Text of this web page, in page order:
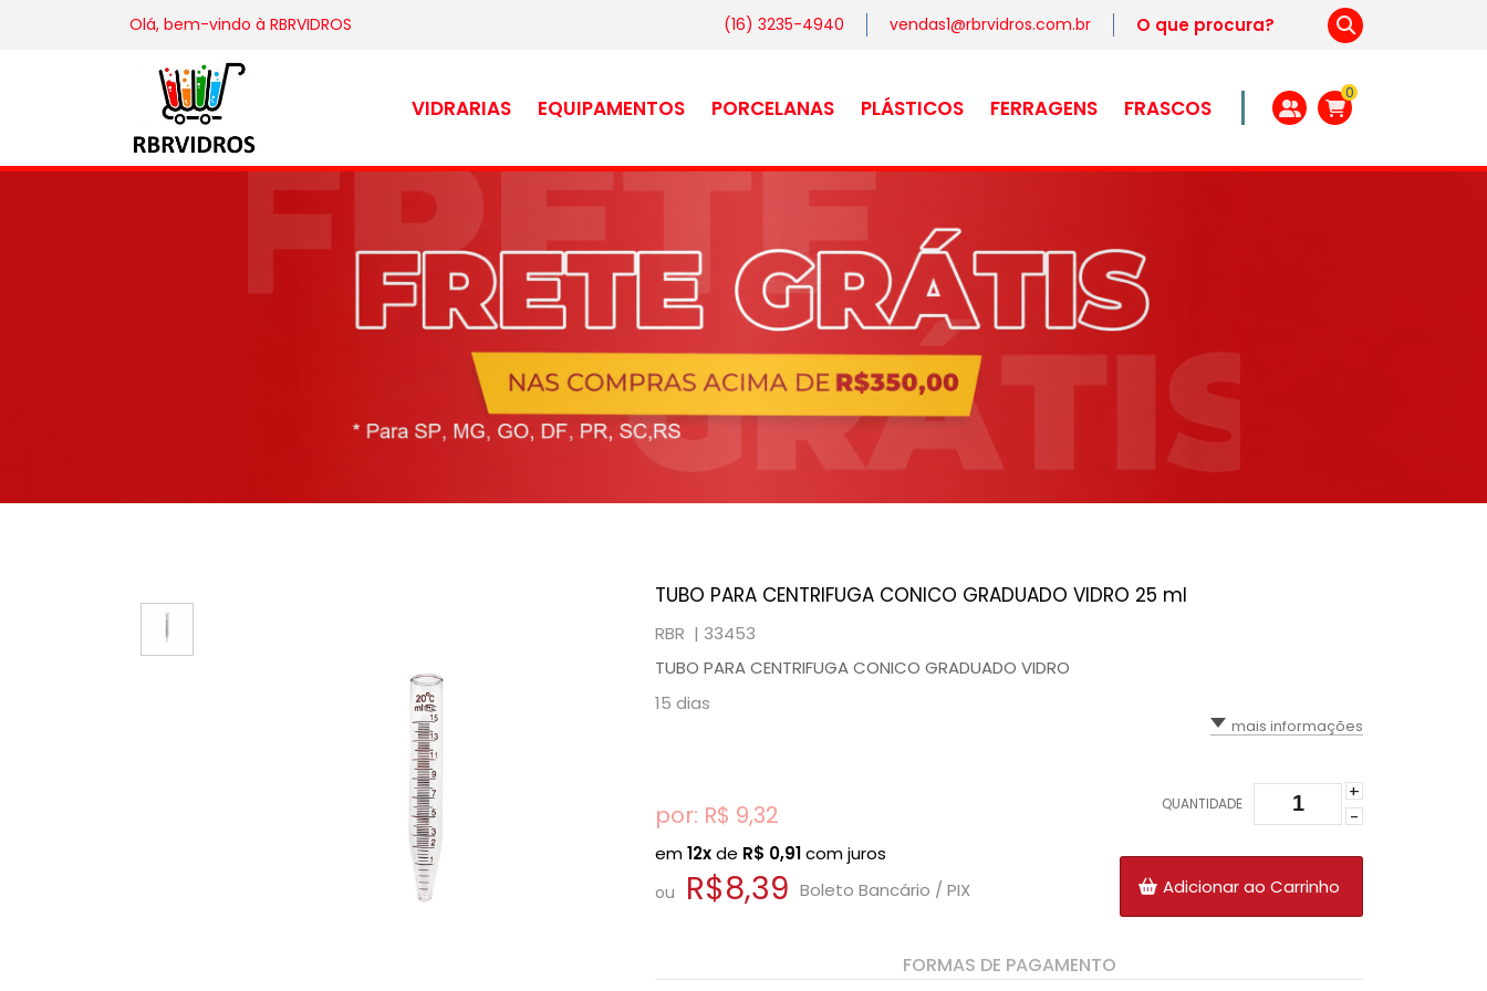
Olá, bem-vindo à RBRVIDROS (16) 3235-4940 vendas1@rbrvidros.com.br
VIDRARIAS EQUIPAMENTOS PORCELANAS PLÁSTICOS FERRAGENS FRASCOS
0
TUBO PARA CENTRIFUGA CONICO GRADUADO VIDRO 25 ml
RBR | 33453
TUBO PARA CENTRIFUGA CONICO GRADUADO VIDRO
15 dias
mais informações
por: R$ 9,32
em12xde R$ 0,91com juros
ou R$8,39 Boleto Bancário / PIX
QUANTIDADE
+
-
Adicionar ao Carrinho
FORMAS DE PAGAMENTO